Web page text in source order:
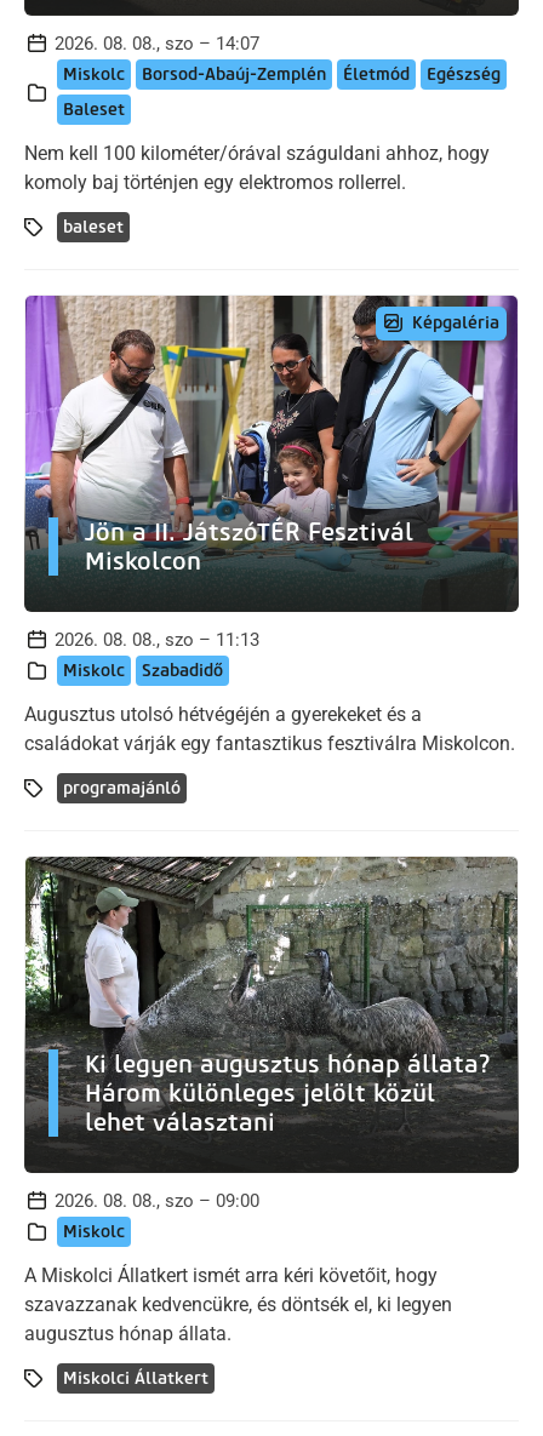
2026. 08. 08., szo – 14:07
Miskolc Borsod-Abaúj-Zemplén Életmód
Egészség
Baleset
Nem kell 100 kilométer/órával száguldani ahhoz, hogy
komoly baj történjen egy elektromos rollerrel.
baleset
Képgaléria
Jön a II. JátszóTÉR Fesztivál
Miskolcon
2026. 08. 08., szo – 11:13
Miskolc Szabadidő
Augusztus utolsó hétvégéjén a gyerekeket és a
családokat várják egy fantasztikus fesztiválra Miskolcon.
programajánló
Ki legyen augusztus hónap állata?
Három különleges jelölt közül
lehet választani
2026. 08. 08., szo – 09:00
Miskolc
A Miskolci Állatkert ismét arra kéri követőit, hogy
szavazzanak kedvencükre, és döntsék el, ki legyen
augusztus hónap állata.
Miskolci Állatkert